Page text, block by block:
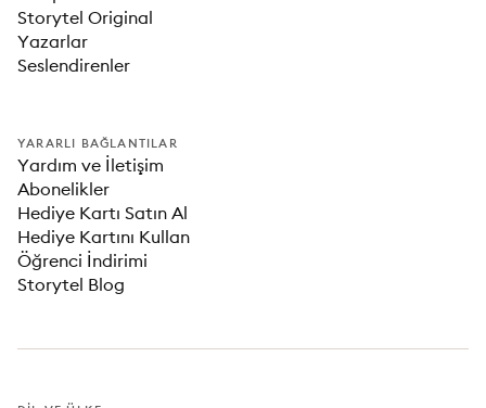
Storytel Original
Yazarlar
Seslendirenler
YARARLI BAĞLANTILAR
Yardım ve İletişim
Abonelikler
Hediye Kartı Satın Al
Hediye Kartını Kullan
Öğrenci İndirimi
Storytel Blog